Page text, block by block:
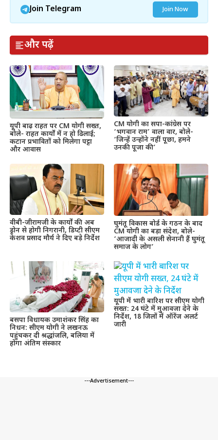
Join Telegram Join Now
और पढ़ें
यूपी बाढ़ राहत पर CM योगी सख्त,
बोले- राहत कार्यों में न हो ढिलाई;
कटान प्रभावितों को मिलेगा पट्टा
और आवास
CM योगी का सपा-कांग्रेस पर
‘भगवान राम’ वाला वार, बोले-
‘जिन्हें उन्होंने नहीं पूछा, हमने
उनकी पूजा की’
वीबी-जीरामजी के कार्यों की अब
ड्रोन से होगी निगरानी, डिप्टी सीएम
केशव प्रसाद मौर्य ने दिए बड़े निर्देश
घुमंतू विकास बोर्ड के गठन के बाद
CM योगी का बड़ा संदेश, बोले-
‘आजादी के असली सेनानी हैं घुमंतू
समाज के लोग’
बसपा विधायक उमाशंकर सिंह का
निधन: सीएम योगी ने लखनऊ
पहुंचकर दी श्रद्धांजलि, बलिया में
होगा अंतिम संस्कार
यूपी में भारी बारिश पर सीएम योगी
सख्त: 24 घंटे में मुआवजा देने के
निर्देश, 18 जिलों में ऑरेंज अलर्ट
जारी
---Advertisement---